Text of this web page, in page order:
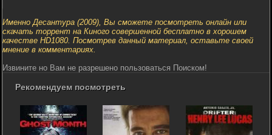
Именно Десантура (2009), Вы сможете посмотреть онлайн или
скачать торрент на Киного совершенной бесплатно в хорошем
качестве HD1080. Посмотрев данный материал, оставьте своей
мнение в комментариях.
Извините но Вам не разрешено пользоваться Поиском!
Рекомендуем посмотреть